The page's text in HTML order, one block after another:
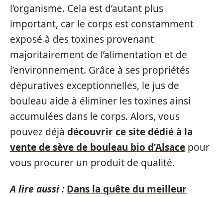
l’organisme. Cela est d’autant plus
important, car le corps est constamment
exposé à des toxines provenant
majoritairement de l’alimentation et de
l’environnement. Grâce à ses propriétés
dépuratives exceptionnelles, le jus de
bouleau aide à éliminer les toxines ainsi
accumulées dans le corps. Alors, vous
pouvez déjà découvrir ce site dédié à la
vente de sève de bouleau bio d’Alsace pour
vous procurer un produit de qualité.
A lire aussi : Dans la quête du meilleur